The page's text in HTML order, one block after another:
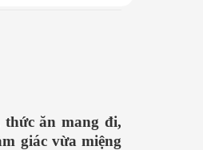
ăn mang đi,
giác vừa miệng